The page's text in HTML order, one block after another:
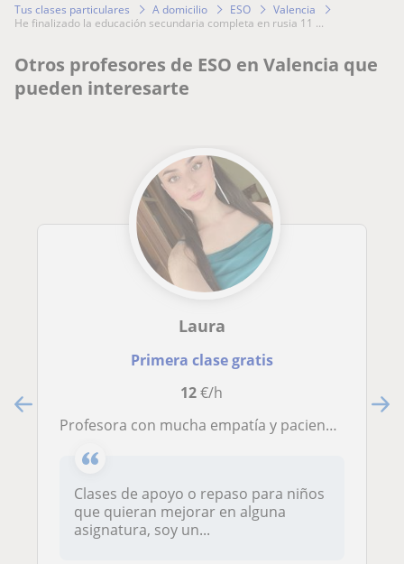
Tus clases particulares A domicilio ESO
Valencia
he finalizado la educación secundaria completa en rusia 11 ...
Otros profesores de ESO en Valencia que
pueden interesarte
Laura
Primera clase gratis
12€/h
Profesora con mucha empatía y paciencia con los niños, me puedo adaptar a dar clases en cualquier nivel educativo tanto ESO como a primaria en una gran variedad de asignaturas. Soy muy aplicada y responsable
Clases de apoyo o repaso para niños
que quieran mejorar en alguna
asignatura, soy un...